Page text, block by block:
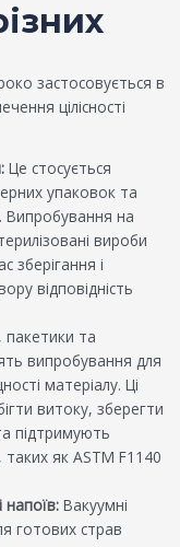
застосовується в
цілісності
Це стосується
упаковок та
Випробування на
вироби
зберігання і
відповідність
пакетики та
випробування для
матеріалу. Ці
витоку, зберегти
підтримують
як ASTM F1140
напоїв: Вакуумні
готових страв